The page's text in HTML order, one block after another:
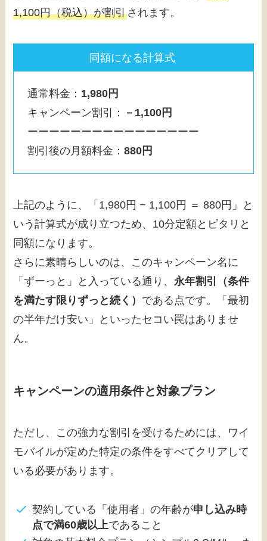
1,100円（税込）が割引されます。
同額になる計算式
通常料金： 1,980円
キャンペーン割引：
－1,100円
ーーーーーーーーーーーーーーーー
割引後の月額料金： 880円
上記のように、「1,980円 − 1,100円 ＝ 880円」と
いう計算式が成り立つため、10分定額とピタリと
同額になります。
さらに素晴らしいのは、このキャンペーン名に
「ずーっと」と入っている通り、永年割引（条件
を満たす限りずっと続く） である点です。「最初
の半年だけ安い」といったセコい罠はありませ
ん。
キャンペーンの適用条件と対象プラン
ただし、この強力な割引を受けるためには、ワイ
モバイルが定めた特定の条件をすべてクリアして
いる必要があります。
契約している「使用者」の年齢が申し込み時
点で満60歳以上であること